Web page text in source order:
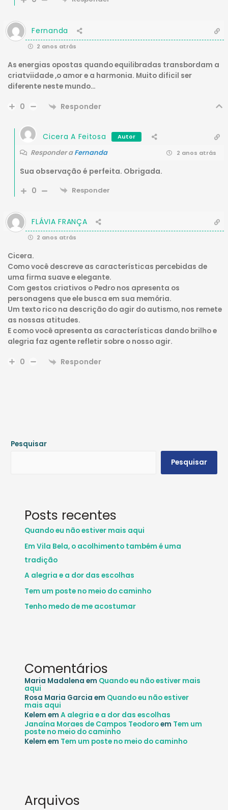
Fernanda
2 anos atrás
As energias opostas quando equilibradas transbordam a
criatviidade ,o amor e a harmonia. Muito dificil ser
diferente neste mundo…
0 Responder
Cicera A Feitosa Autor
Responder aFernanda 2 anos atrás
Sua observação é perfeita. Obrigada.
0
Responder
FLÁVIA FRANÇA
2 anos atrás
Cicera.
Como você descreve as características percebidas de
uma firma suave e elegante.
Com gestos criativos o Pedro nos apresenta os
personagens que ele busca em sua memória.
Um texto rico na descrição do agir do autismo, nos remete
as nossas atitudes.
E como você apresenta as características dando brilho e
alegria faz agente refletir sobre o nosso agir.
0 Responder
Pesquisar
Pesquisar
Posts recentes
Quando eu não estiver mais aqui
Em Vila Bela, o acolhimento também é uma
tradição
A alegria e a dor das escolhas
Tem um poste no meio do caminho
Tenho medo de me acostumar
Comentários
Maria Madalena em Quando eu não estiver mais
aqui
Rosa Maria Garcia em Quando eu não estiver
mais aqui
Kelem emA alegria e a dor das escolhas
Janaína Moraes de Campos Teodoroem Tem um
poste no meio do caminho
Kelem em Tem um poste no meio do caminho
Arquivos